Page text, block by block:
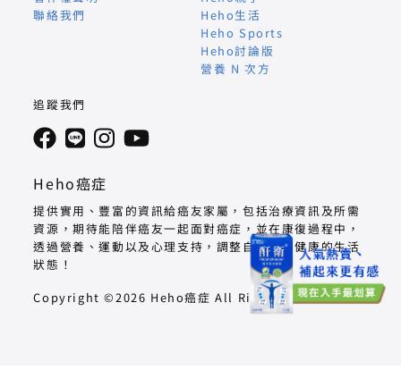
Heho癌症
提供實用、豐富的資訊給癌友家屬，包括治療資訊及所需
資源，期待能陪伴癌友一起面對癌症，並在康復過程中，
透過營養、運動以及心理支持，調整自己回到健康的生活
狀態！
Copyright ©2026 Heho癌症 All Right Reserved.
聯絡我們
Heho生活
Heho Sports
Heho討論版
營養 N 次方
追蹤我們